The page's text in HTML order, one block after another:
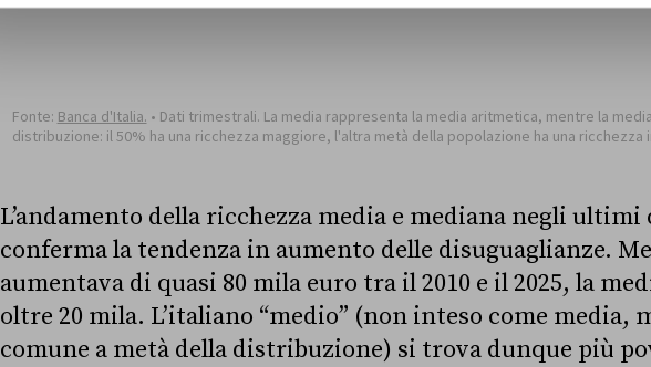
L’andamento della ricchezza media e mediana negli
conferma la tendenza in aumento delle disuguaglianze.
aumentava di quasi 80 mila euro tra il 2010 e il 2025, la
oltre 20 mila. L’italiano “medio” (non inteso come media,
comune a metà della distribuzione) si trova dunque più